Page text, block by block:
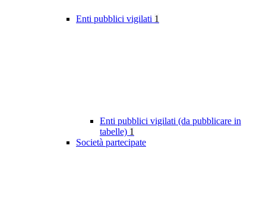
Enti pubblici vigilati 1
Enti pubblici vigilati (da pubblicare in
tabelle) 1
Società partecipate